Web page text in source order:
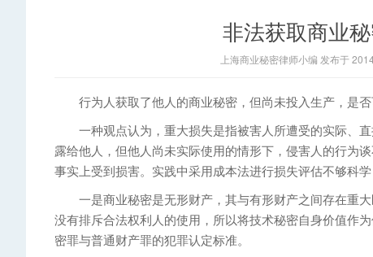
非法获取商业
上海商业秘密律师小编 发布于
行为人获取了他人的商业秘密，但尚未投入生产，是否
一种观点认为，重大损失是指被害人所遭受的实际、直
露给他人，但他人尚未实际使用的情形下，侵害人的行为
事实上受到损害。实践中采用成本法进行损失评估不够科学
一是商业秘密是无形财产，其与有形财产之间存在重大
没有排斥合法权利人的使用，所以将技术秘密自身价值作
密罪与普通财产罪的犯罪认定标准。